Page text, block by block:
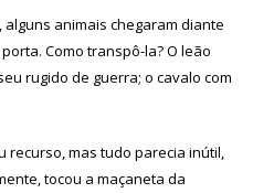
animais chegaram diante
Como transpô-la? O leão
rugido de guerra; o cavalo com
recurso, mas tudo parecia inútil,
tocou a maçaneta da